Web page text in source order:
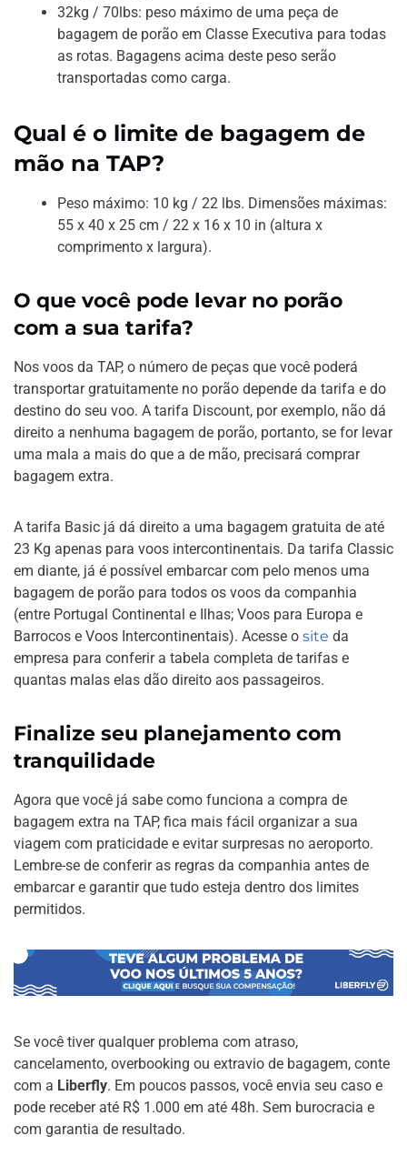
32kg / 70lbs: peso máximo de uma peça de
bagagem de porão em Classe Executiva para todas
as rotas. Bagagens acima deste peso serão
transportadas como carga.
Qual é o limite de bagagem de
mão na TAP?
Peso máximo: 10 kg / 22 lbs. Dimensões máximas:
55 x 40 x 25 cm / 22 x 16 x 10 in (altura x
comprimento x largura).
O que você pode levar no porão
com a sua tarifa?
Nos voos da TAP, o número de peças que você poderá
transportar gratuitamente no porão depende da tarifa e do
destino do seu voo. A tarifa Discount, por exemplo, não dá
direito a nenhuma bagagem de porão, portanto, se for levar
uma mala a mais do que a de mão, precisará comprar
bagagem extra.
A tarifa Basic já dá direito a uma bagagem gratuita de até
23 Kg apenas para voos intercontinentais. Da tarifa Classic
em diante, já é possível embarcar com pelo menos uma
bagagem de porão para todos os voos da companhia
(entre Portugal Continental e Ilhas; Voos para Europa e
Barrocos e Voos Intercontinentais). Acesse o site da
empresa para conferir a tabela completa de tarifas e
quantas malas elas dão direito aos passageiros.
Finalize seu planejamento com
tranquilidade
Agora que você já sabe como funciona a compra de
bagagem extra na TAP, fica mais fácil organizar a sua
viagem com praticidade e evitar surpresas no aeroporto.
Lembre-se de conferir as regras da companhia antes de
embarcar e garantir que tudo esteja dentro dos limites
permitidos.
Se você tiver qualquer problema com atraso,
cancelamento, overbooking ou extravio de bagagem, conte
com a Liberfly. Em poucos passos, você envia seu caso e
pode receber até R$ 1.000 em até 48h. Sem burocracia e
com garantia de resultado.